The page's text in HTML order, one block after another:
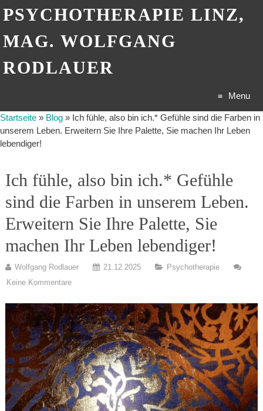
PSYCHOTHERAPIE LINZ,
MAG. WOLFGANG
RODLAUER
Menu
Skip
content
Startseite » Blog » Ich fühle, also bin ich.* Gefühle sind die Farben in
unserem Leben. Erweitern Sie Ihre Palette, Sie machen Ihr Leben
lebendiger!
Ich fühle, also bin ich.* Gefühle
sind die Farben in unserem Leben.
Erweitern Sie Ihre Palette, Sie
machen Ihr Leben lebendiger!
Wolfgang Rodlauer 21.12.2025
Psychotherapie
Keine Kommentare